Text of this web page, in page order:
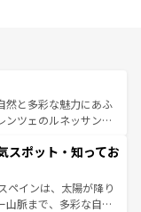
然と多彩な魅力にあふ
ンツェのルネッサンス
やアマルフィ海岸の絶
の合間には、本場の
料理を堪能することも
、すべての瞬間を楽し
スポット・知ってお
ペインは、太陽が降り
山脈まで、多彩な自然